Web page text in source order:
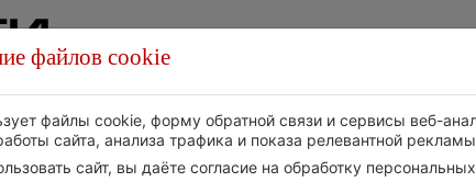
файлов cookie
файлы cookie, форму обратной связи и сервисы веб-
сайта, анализа трафика и показа релевантной
сайт, вы даёте согласие на обработку